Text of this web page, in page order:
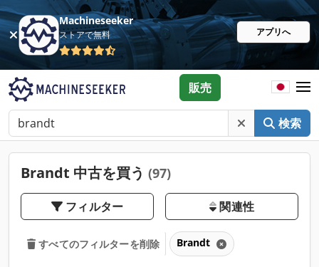
Machineseeker
ストアで無料 アプリへ
検索
販売
Brandt 中古を買う (97)
フィルター 関連性
すべてのフィルターを削除 Brandt